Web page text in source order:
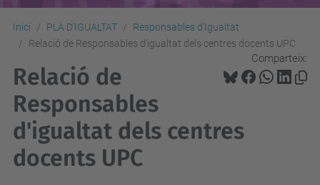
Inici PLA D'IGUALTAT
Responsables d'Igualtat
Relació de Responsables d'igualtat dels centres docents UPC
Comparteix:
Relació de
Responsables
d'igualtat dels centres
docents UPC